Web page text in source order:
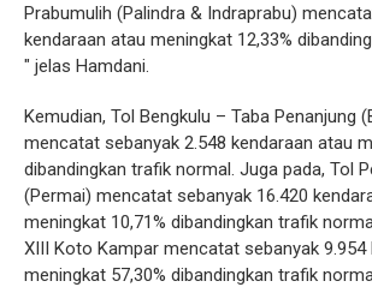
Prabumulih (Palindra & Indraprabu)
kendaraan atau meningkat 12,33%
" jelas Hamdani.
Kemudian, Tol Bengkulu – Taba Penanjung
mencatat sebanyak 2.548 kendaraan atau
dibandingkan trafik normal. Juga pada, Tol
(Permai) mencatat sebanyak 16.420
meningkat 10,71% dibandingkan trafik
XIII Koto Kampar mencatat sebanyak 9.954
meningkat 57,30% dibandingkan trafik